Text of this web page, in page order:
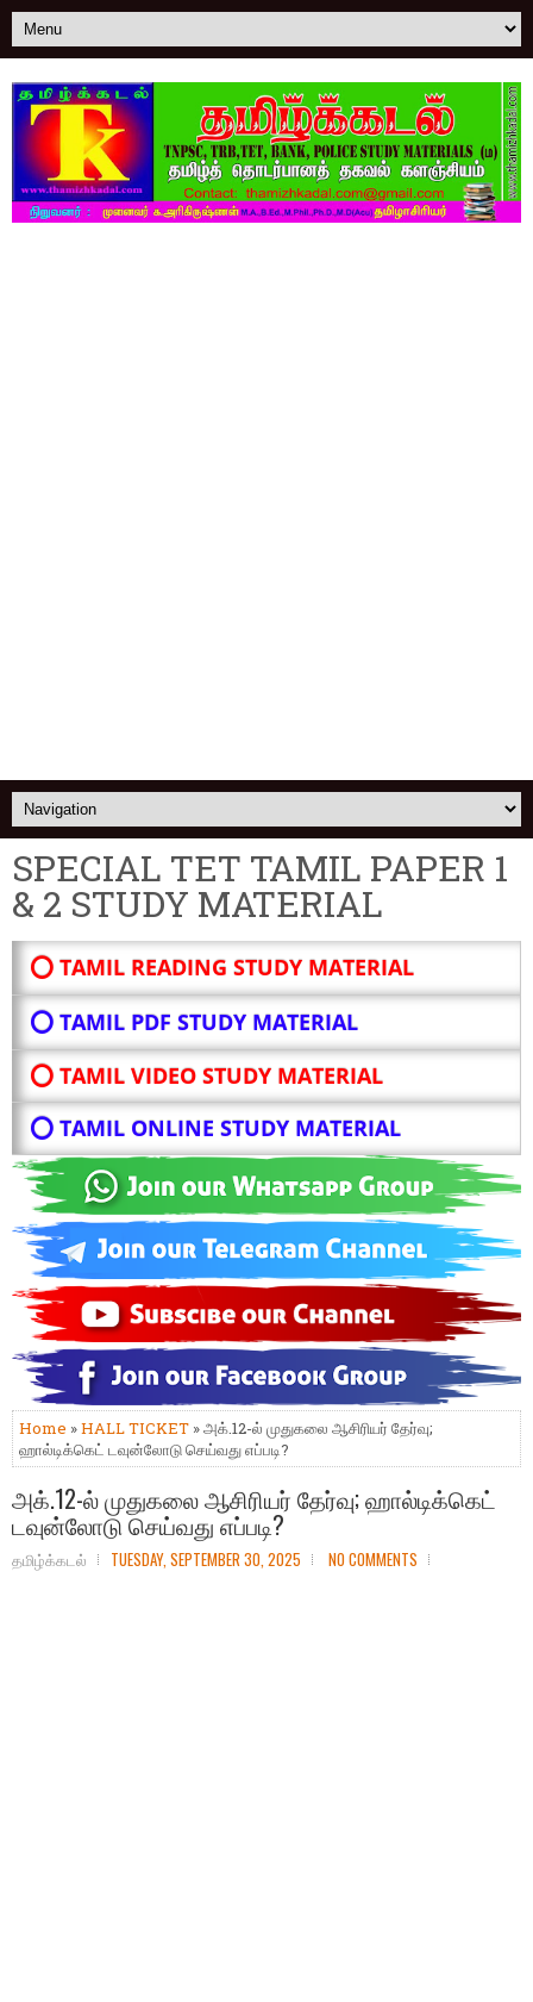
SPECIAL TET TAMIL PAPER 1
& 2 STUDY MATERIAL
⭕ TAMIL READING STUDY MATERIAL
⭕ TAMIL PDF STUDY MATERIAL
⭕ TAMIL VIDEO STUDY MATERIAL
⭕ TAMIL ONLINE STUDY MATERIAL
Home »HALL TICKET » அக்.12-ல் முதுகலை ஆசிரியர் தேர்வு;
ஹால்டிக்கெட் டவுன்லோடு செய்வது எப்படி?
அக்.12-ல் முதுகலை ஆசிரியர் தேர்வு; ஹால்டிக்கெட்
டவுன்லோடு செய்வது எப்படி?
தமிழ்க்கடல் TUESDAY, SEPTEMBER 30, 2025 NO COMMENTS